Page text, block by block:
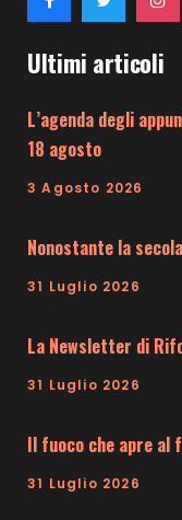
Ultimi articoli
L’agenda degli
18 agosto
3 Agosto 2026
Nonostante la
31 Luglio 2026
La Newsletter di
31 Luglio 2026
Il fuoco che apre al
31 Luglio 2026